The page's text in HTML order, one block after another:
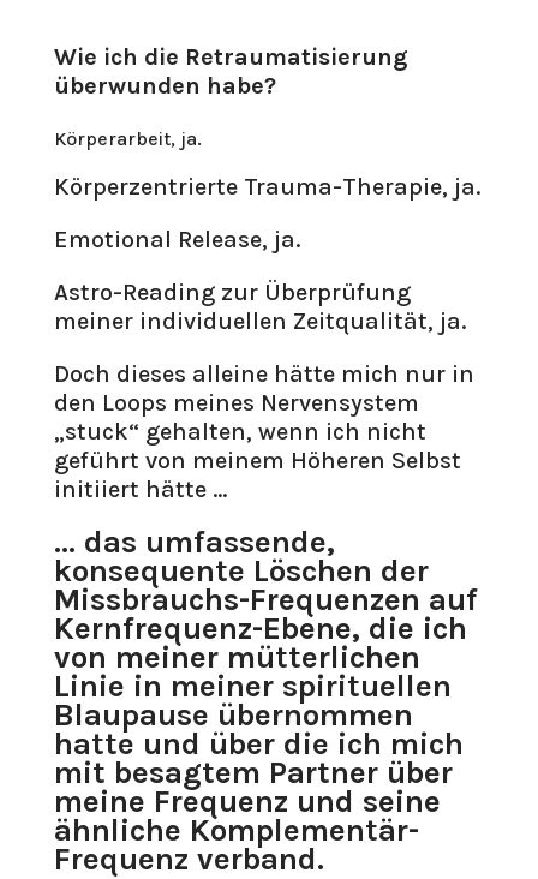
Wie ich die Retraumatisierung
überwunden habe?
Körperarbeit, ja.
Körperzentrierte Trauma-Therapie, ja.
Emotional Release, ja.
Astro-Reading zur Überprüfung
meiner individuellen Zeitqualität, ja.
Doch dieses alleine hätte mich nur in
den Loops meines Nervensystem
„stuck“ gehalten, wenn ich nicht
geführt von meinem Höheren Selbst
initiiert hätte …
… das umfassende,
konsequente Löschen der
Missbrauchs-Frequenzen auf
Kernfrequenz-Ebene, die ich
von meiner mütterlichen
Linie in meiner spirituellen
Blaupause übernommen
hatte und über die ich mich
mit besagtem Partner über
meine Frequenz und seine
ähnliche Komplementär-
Frequenz verband.